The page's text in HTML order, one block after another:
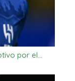
por el…